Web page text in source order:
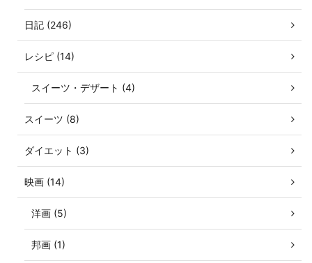
日記 (246)
レシピ (14)
スイーツ・デザート (4)
スイーツ (8)
ダイエット (3)
映画 (14)
洋画 (5)
邦画 (1)